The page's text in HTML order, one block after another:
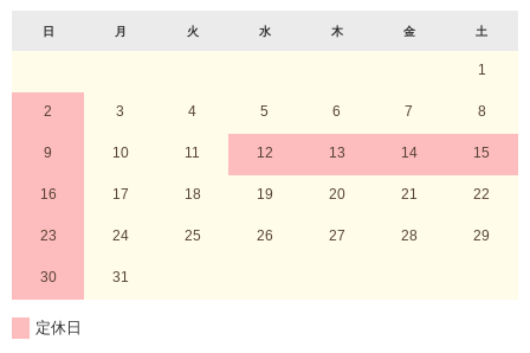
日 月 火 水 木 金 土
1
2 3 4 5 6 7 8
9 10 11 12 13 14 15
16 17 18 19 20 21 22
23 24 25 26 27 28 29
30 31
定休日